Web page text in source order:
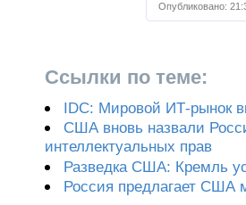
Опубликовано:
Ссылки по теме:
IDC: Мировой ИТ-рынок
США вновь назвали
интеллектуальных прав
Разведка США: Кремль
Россия предлагает США